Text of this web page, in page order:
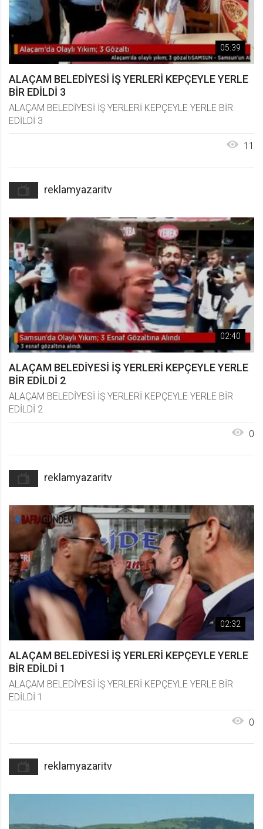
05:39
ALAÇAM BELEDİYESİ İŞ YERLERİ KEPÇEYLE YERLE
BİR EDİLDİ 3
ALAÇAM BELEDİYESİ İŞ YERLERİ KEPÇEYLE YERLE BİR
EDİLDİ 3
11
reklamyazaritv
02:40
ALAÇAM BELEDİYESİ İŞ YERLERİ KEPÇEYLE YERLE
BİR EDİLDİ 2
ALAÇAM BELEDİYESİ İŞ YERLERİ KEPÇEYLE YERLE BİR
EDİLDİ 2
0
reklamyazaritv
02:32
ALAÇAM BELEDİYESİ İŞ YERLERİ KEPÇEYLE YERLE
BİR EDİLDİ 1
ALAÇAM BELEDİYESİ İŞ YERLERİ KEPÇEYLE YERLE BİR
EDİLDİ 1
0
reklamyazaritv